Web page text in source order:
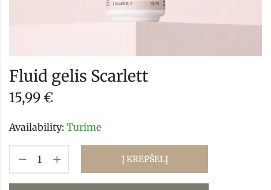
Fluid gelis Scarlett
15,99 €
Availability: Turime
Į KREPŠELĮ